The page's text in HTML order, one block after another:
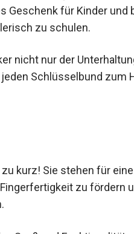
ein ideales Geschenk
spielerisch zu
nicht nur der
Schlüsselbund zum
kurz! Sie stehen für
zu fördern